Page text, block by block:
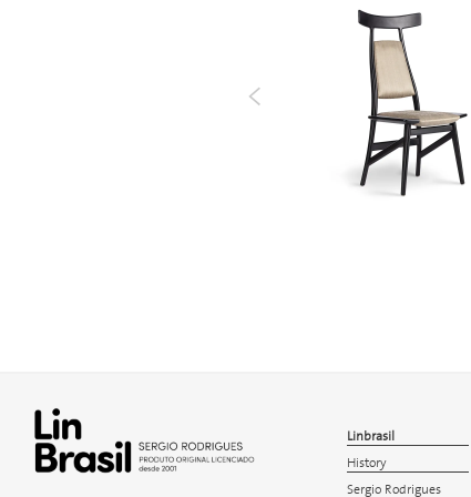
<
Linbrasil
History
Sergio Rodrigues